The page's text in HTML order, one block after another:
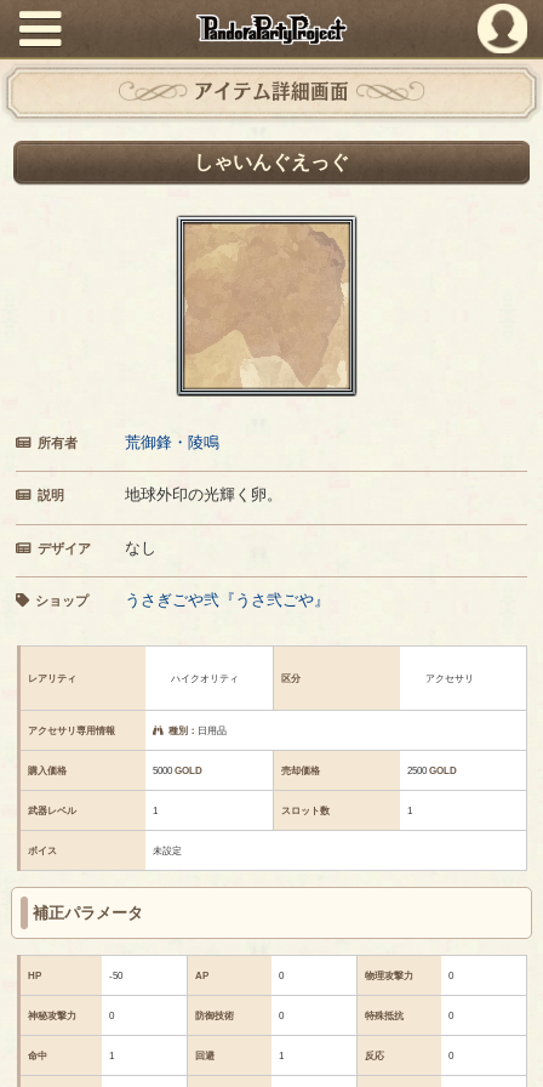
PandoraPartyProject
アイテム詳細画面
しゃいんぐえっぐ
所有者 荒御鋒・陵鳴
説明 地球外印の光輝く卵。
デザイア なし
ショップ うさぎごや弐『うさ弐ごや』
レアリティ ハイクオリティ 区分 アクセサリ
アクセサリ専用情報 種別： 日用品
購入価格 5000GOLD 売却価格 2500GOLD
武器レベル 1 スロット数 1
ボイス 未設定
補正パラメータ
HP -50 AP 0 物理攻撃力 0
神秘攻撃力 0 防御技術 0 特殊抵抗 0
命中 1 回避 1 反応 0